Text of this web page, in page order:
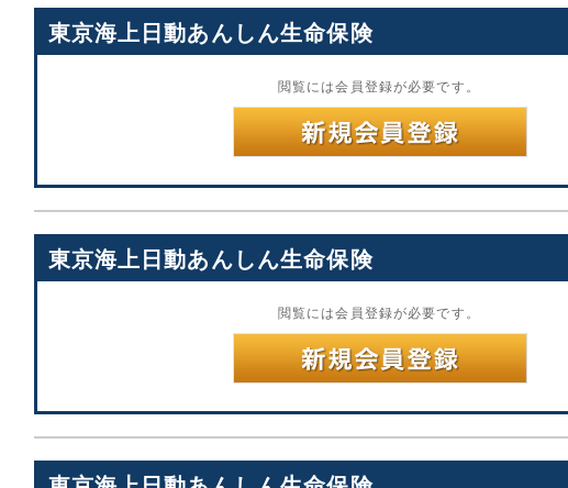
東京海上日動あんしん生命保険
閲覧には会員登録が必要です。
東京海上日動あんしん生命保険
閲覧には会員登録が必要です。